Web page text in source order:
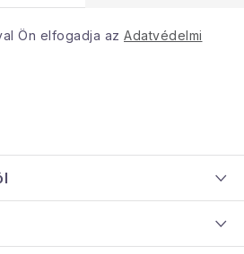
Ön elfogadja az Adatvédelmi